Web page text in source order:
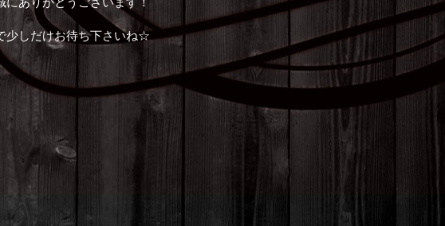
少しだけお待ち下さいね☆